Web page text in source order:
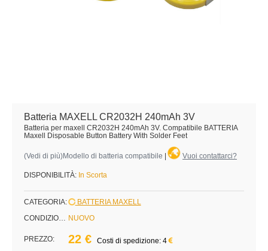
Batteria MAXELL CR2032H 240mAh 3V
Batteria per maxell CR2032H 240mAh 3V. Compatibile BATTERIA
Maxell Disposable Button Battery With Solder Feet
(Vedi di più)Modello di batteria compatibile Vuoi contattarci?
DISPONIBILITÀ: In Scorta
CATEGORIA:
BATTERIA MAXELL
CONDIZIONE: NUOVO
PREZZO: 22 € Costi di spedizione: 4